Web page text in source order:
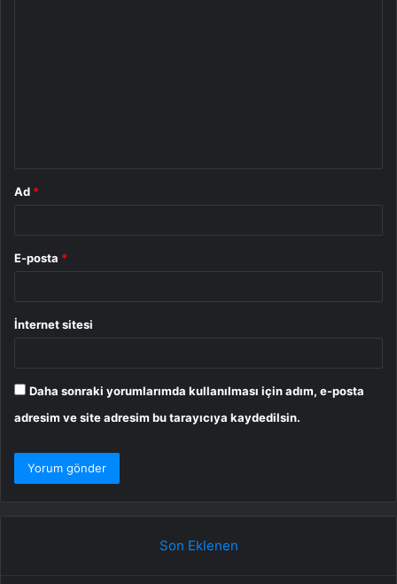
Ad *
E-posta *
İnternet sitesi
Daha sonraki yorumlarımda kullanılması için adım, e-posta
adresim ve site adresim bu tarayıcıya kaydedilsin.
Son Eklenen